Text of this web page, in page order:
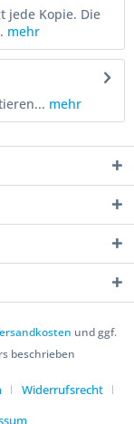
jede Kopie. Die
mehr
mehr
und ggf.
beschrieben
Widerrufsrecht